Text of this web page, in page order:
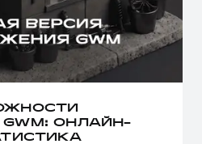
ОНЛАЙН-